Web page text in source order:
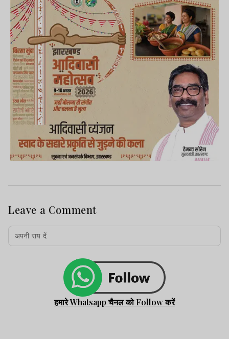
Leave a Comment
हमारे Whatsapp चैनल को Follow करें